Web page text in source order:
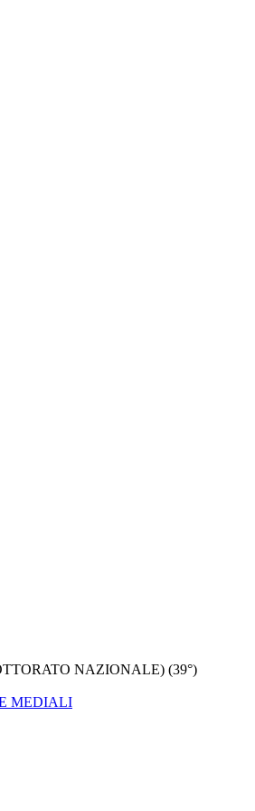
NAZIONALE) (39°)
MEDIALI